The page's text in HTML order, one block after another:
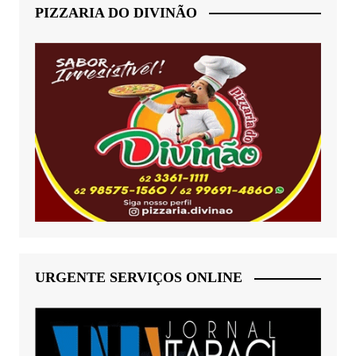
PIZZARIA DO DIVINÃO
URGENTE SERVIÇOS ONLINE